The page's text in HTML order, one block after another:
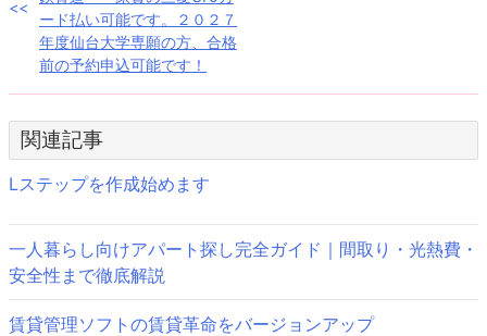
ゲ
ー
シ
ョ
ン
ード払い可能です。２０２７
年度仙台大学専願の方、合格
前の予約申込可能です！
関連記事
Lステップを作成始めます
一人暮らし向けアパート探し完全ガイド｜間取り・光熱費・
安全性まで徹底解説
賃貸管理ソフトの賃貸革命をバージョンアップ